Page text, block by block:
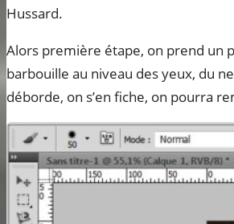
Hussard.
Alors première étape, on prend un
barbouille au niveau des yeux, du
déborde, on s’en fiche, on pourra